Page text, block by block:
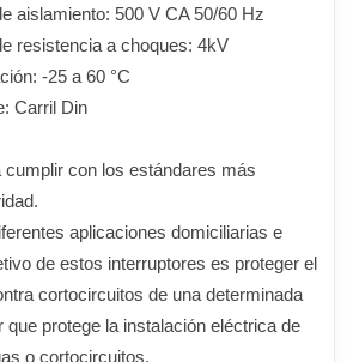
aislamiento: 500 V CA 50/60 Hz
resistencia a choques: 4kV
-25 a 60 °C
Carril Din
cumplir con los estándares más
aplicaciones domiciliarias e
de estos interruptores es proteger el
cortocircuitos de una determinada
que protege la instalación eléctrica de
o cortocircuitos.